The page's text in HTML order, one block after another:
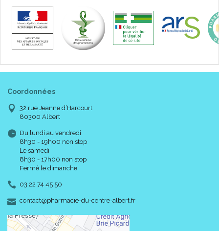
Coordonnées
32 rue Jeanne d’Harcourt
80300 Albert
Du lundi au vendredi
8h30 - 19h00 non stop
Le samedi
8h30 - 17h00 non stop
Fermé le dimanche
03 22 74 45 50
contact-
@-
pharmacie-du-centre-albert.fr